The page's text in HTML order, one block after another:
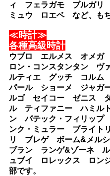
ィ フェラガモ ブルガリ
ミュウ ロエベ など、もち
≪時計≫
各種高級時計
ウブロ エルメス オメガ
ロン・コンスタンタン ヴ
ルティエ グッチ コルム
パール ショーメ ジャガ
ルゴ セイコー ゼニス
ル ティファニー ハミル
ン パテック・フィリッ
ンク・ミュラー ブライ
リ ブレゲ ボーム&メル
ブラン ランゲ&ゾーネ
ュブイ ロレックス ロン
部です。